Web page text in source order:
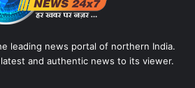
leading news portal of northern India.
and authentic news to its viewer.